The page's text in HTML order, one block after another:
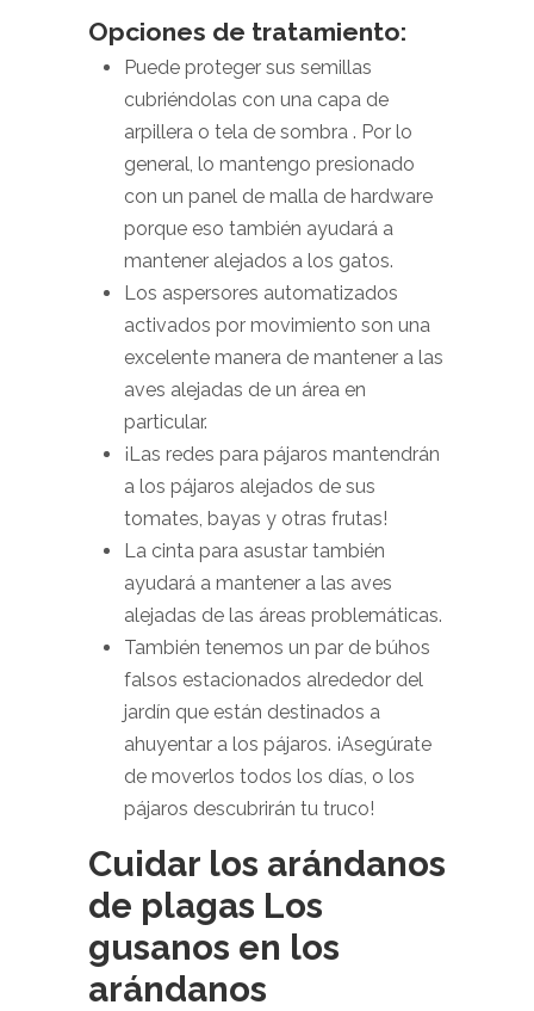
Opciones de tratamiento:
Puede proteger sus semillas
cubriéndolas con una capa de
arpillera o tela de sombra . Por lo
general, lo mantengo presionado
con un panel de malla de hardware
porque eso también ayudará a
mantener alejados a los gatos.
Los aspersores automatizados
activados por movimiento son una
excelente manera de mantener a las
aves alejadas de un área en
particular.
¡Las redes para pájaros mantendrán
a los pájaros alejados de sus
tomates, bayas y otras frutas!
La cinta para asustar también
ayudará a mantener a las aves
alejadas de las áreas problemáticas.
También tenemos un par de búhos
falsos estacionados alrededor del
jardín que están destinados a
ahuyentar a los pájaros. ¡Asegúrate
de moverlos todos los días, o los
pájaros descubrirán tu truco!
Cuidar los arándanos
de plagas Los
gusanos en los
arándanos